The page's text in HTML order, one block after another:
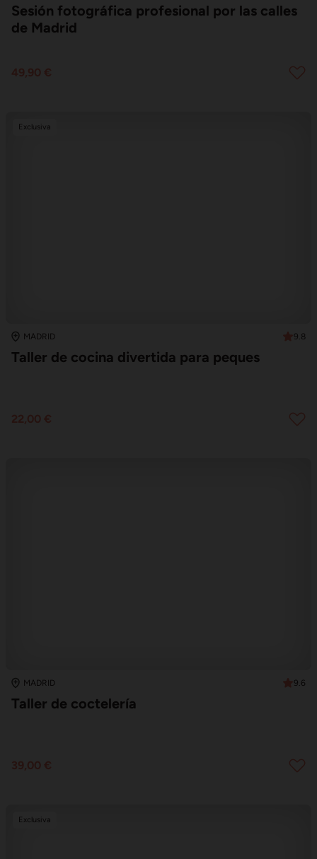
Sesión fotográfica profesional por las calles
de Madrid
49,90 €
Exclusiva
MADRID 9.8
Taller de cocina divertida para peques
22,00 €
MADRID 9.6
Taller de coctelería
39,00 €
Exclusiva